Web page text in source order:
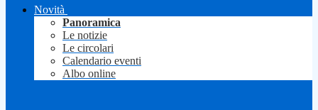
Novità
Panoramica
Le notizie
Le circolari
Calendario eventi
Albo online